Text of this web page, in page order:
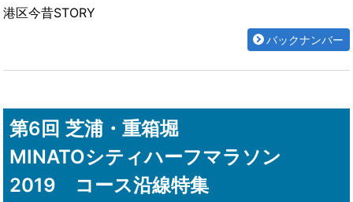
港区今昔STORY
バックナンバー
第6回 芝浦・重箱堀
MINATOシティハーフマラソン
2019 コース沿線特集